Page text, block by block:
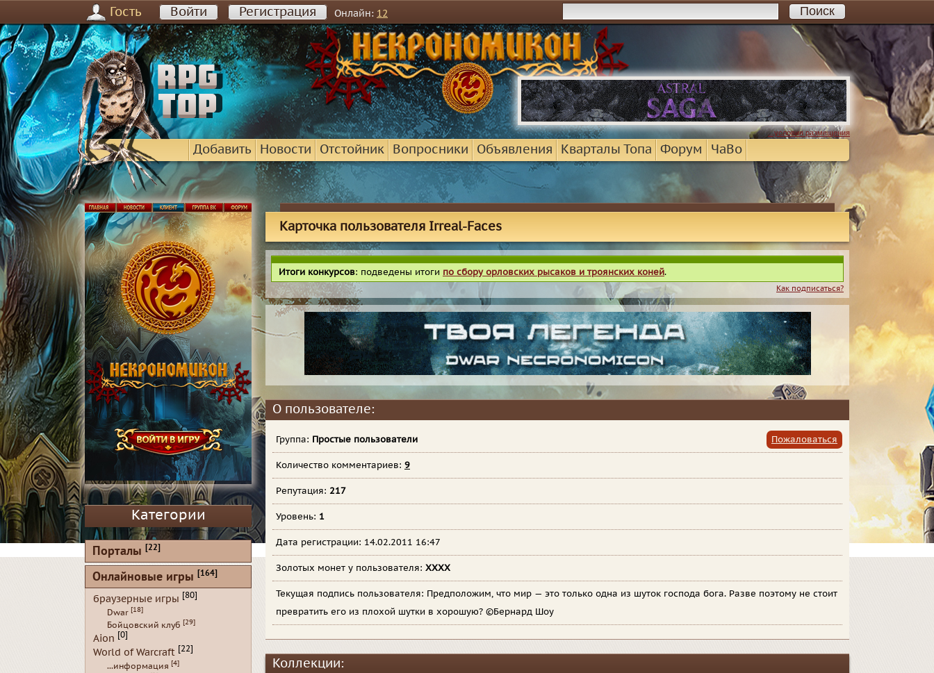
Гость Войти Регистрация Онлайн: 12
Добавить Новости Отстойник Вопросники Объявления Кварталы Топа Форум ЧаВо
...условия размещения
Карточка пользователя Irreal-Faces
Итоги конкурсов: подведены итоги по сбору орловских рысаков и троянских коней.
Как подписаться?
О пользователе:
Пожаловаться
Группа: Простые пользователи
Количество комментариев: 9
Репутация: 217
Уровень: 1
Дата регистрации: 14.02.2011 16:47
Золотых монет у пользователя: XXXX
Текущая подпись пользователя: Предположим, что мир — это только одна из шуток господа бога. Разве поэтому не стоит
превратить его из плохой шутки в хорошую? ©Бернард Шоу
Коллекции:
Категории
Порталы [22]
Онлайновые игры [164]
браузерные игры [80]
Dwar [18]
Бойцовский клуб [29]
Aion [0]
World of Warcraft [22]
...информация [4]